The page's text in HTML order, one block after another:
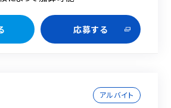
応募する
アルバイト